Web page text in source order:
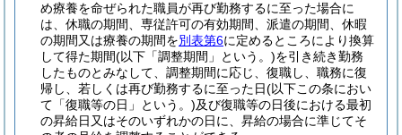
め療養を命ぜられた職員が再び勤務するに至った場合に
は、休職の期間、専従許可の有効期間、派遣の期間、休暇
の期間又は療養の期間を別表第6に定めるところにより換算
して得た期間(以下「調整期間」という。)を引き続き勤務
したものとみなして、調整期間に応じ、復職し、職務に復
帰し、若しくは再び勤務するに至った日(以下この条におい
て「復職等の日」という。)及び復職等の日後における最初
の昇給日又はそのいずれかの日に、昇給の場合に準じてそ